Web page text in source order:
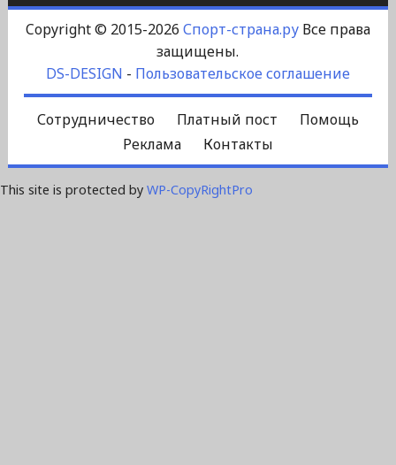
Copyright © 2015-2026 Спорт-страна.руВсе права
защищены.
DS-DESIGN - Пользовательское соглашение
Сотрудничество Платный пост
Помощь
Реклама
Контакты
This site is protected by WP-CopyRightPro